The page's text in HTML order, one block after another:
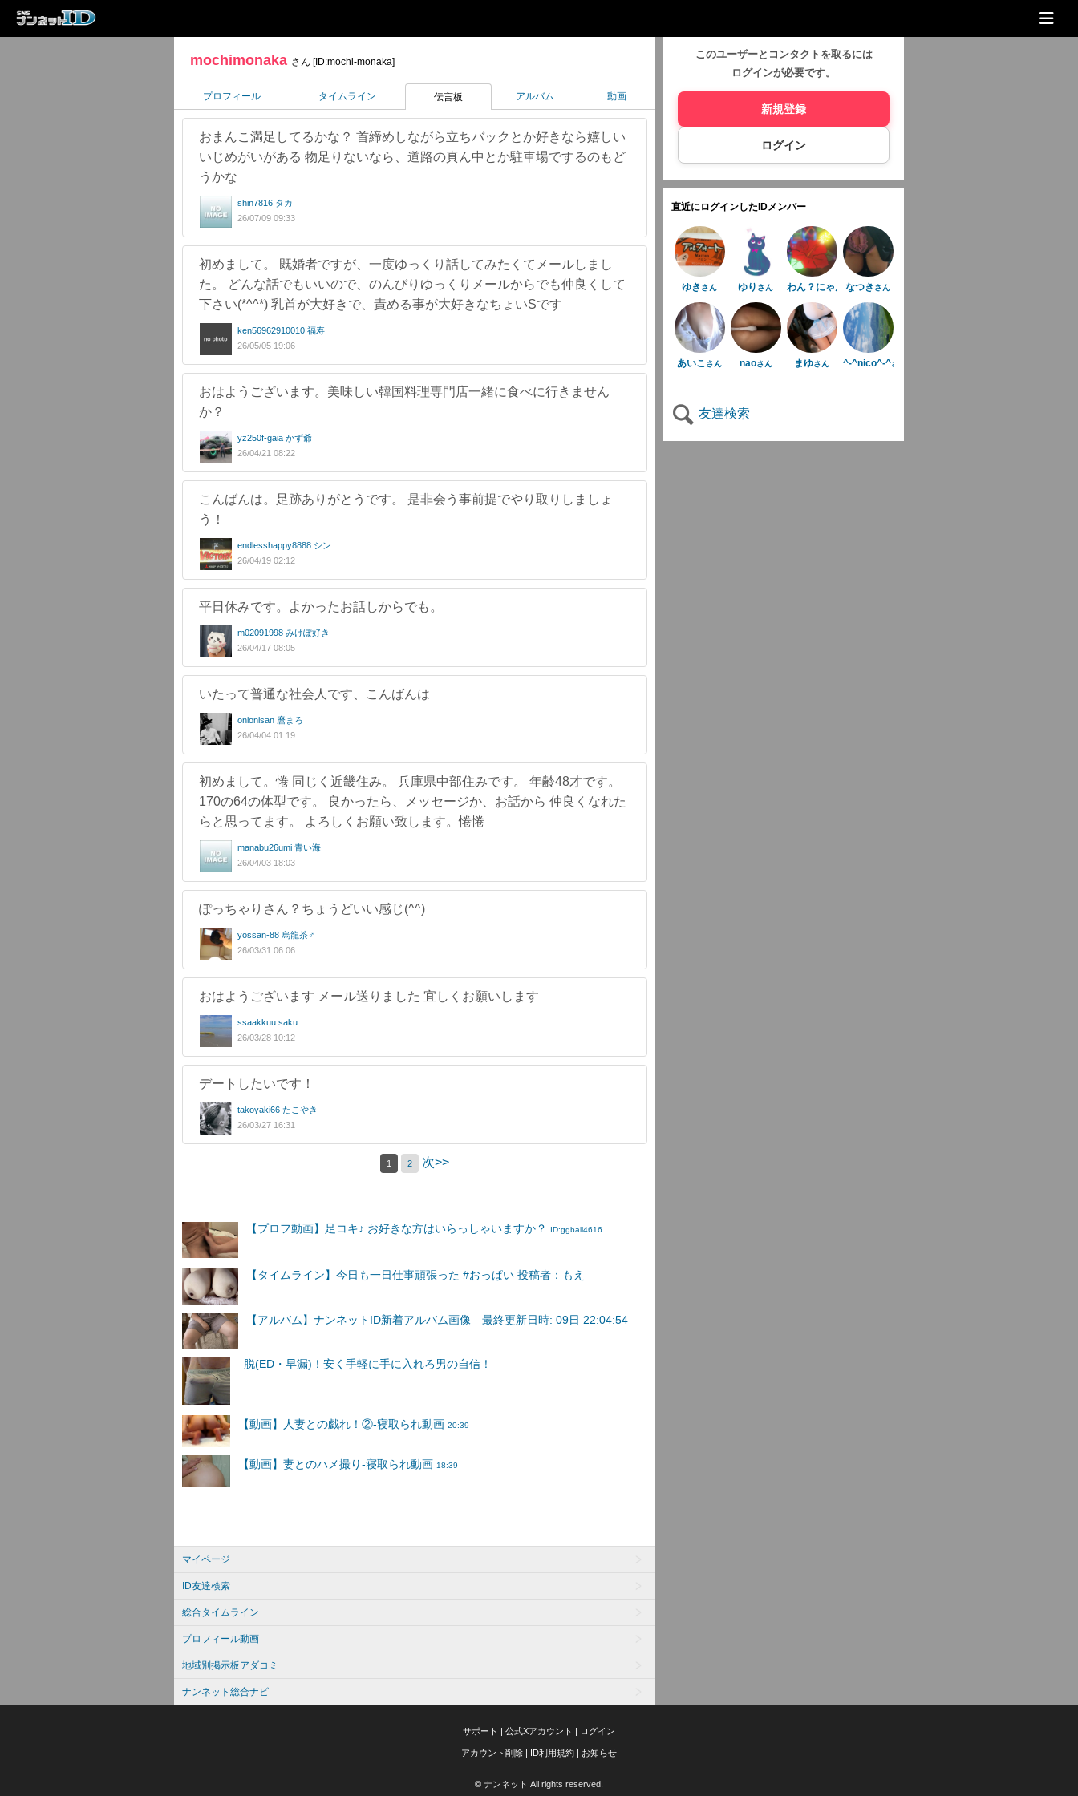
mochimonaka さん [ID:mochi-monaka]
プロフィール タイムライン 伝言板 アルバム 動画
おまんこ満足してるかな？ 首締めしながら立ちバックとか好きなら嬉しい
いじめがいがある 物足りないなら、道路の真ん中とか駐車場でするのもど
うかな
shin7816 タカ
26/07/09 09:33
初めまして。 既婚者ですが、一度ゆっくり話してみたくてメールしまし
た。 どんな話でもいいので、のんびりゆっくりメールからでも仲良くして
下さい(*^^*) 乳首が大好きで、責める事が大好きなちょいSです
ken56962910010 福寿
26/05/05 19:06
おはようございます。美味しい韓国料理専門店一緒に食べに行きません
か？
yz250f-gaia かず爺
26/04/21 08:22
こんばんは。足跡ありがとうです。 是非会う事前提でやり取りしましょ
う！
endlesshappy8888 シン
26/04/19 02:12
平日休みです。よかったお話しからでも。
m02091998 みけぽ好き
26/04/17 08:05
いたって普通な社会人です、こんばんは
onionisan 麿まろ
26/04/04 01:19
初めまして。惓 同じく近畿住み。 兵庫県中部住みです。 年齢48才です。
170の64の体型です。 良かったら、メッセージか、お話から 仲良くなれた
らと思ってます。 よろしくお願い致します。惓惓
manabu26umi 青い海
26/04/03 18:03
ぽっちゃりさん？ちょうどいい感じ(^^)
yossan-88 烏龍茶♂
26/03/31 06:06
おはようございます メール送りました 宜しくお願いします
ssaakkuu saku
26/03/28 10:12
デートしたいです！
takoyaki66 たこやき
26/03/27 16:31
1 2 次>>
【プロフ動画】足コキ♪ お好きな方はいらっしゃいますか？ ID:ggball4616
【タイムライン】今日も一日仕事頑張った #おっぱい 投稿者：もえ
【アルバム】ナンネットID新着アルバム画像 最終更新日時: 09日 22:04:54
マイページ
ID友達検索
総合タイムライン
プロフィール動画
地域別掲示板アダコミ
ナンネット総合ナビ
このユーザーとコンタクトを取るには
ログインが必要です。
新規登録
ログイン
直近にログインしたIDメンバー
ゆき さん ゆり さん わん？にゃん さん
なつき さん
あいこさん naoさん まゆさん ^-^nico^-^さん
友達検索
サポート | 公式Xアカウント | ログイン
アカウント削除 | ID利用規約 | お知らせ
© ナンネット All rights reserved.